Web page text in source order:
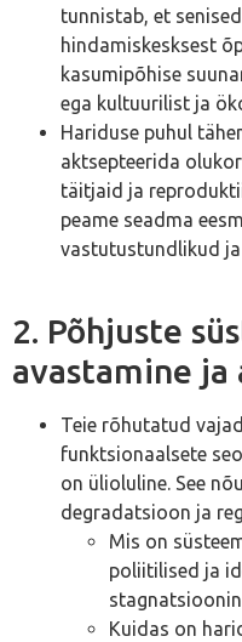
tunnistab, et
hindamiskesksest
kasumipõhise
ega kultuurilist ja
Hariduse puhul
aktsepteerida
täitjaid ja
peame seadma
vastutustundlikud
2. Põhjuste
avastamine
Teie rõhutatud
funktsionaalsete
on ülioluline. See
degradatsioon ja
Mis on
poliitilised ja
Kuidas on